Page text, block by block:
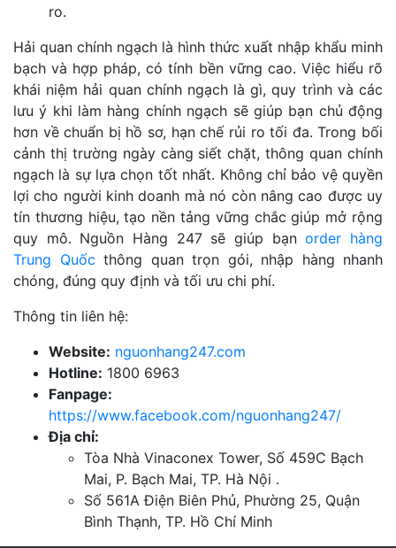
ro.
Hải quan chính ngạch là hình thức xuất nhập khẩu minh
bạch và hợp pháp, có tính bền vững cao. Việc hiểu rõ
khái niệm hải quan chính ngạch là gì, quy trình và các
lưu ý khi làm hàng chính ngạch sẽ giúp bạn chủ động
hơn về chuẩn bị hồ sơ, hạn chế rủi ro tối đa. Trong bối
cảnh thị trường ngày càng siết chặt, thông quan chính
ngạch là sự lựa chọn tốt nhất. Không chỉ bảo vệ quyền
lợi cho người kinh doanh mà nó còn nâng cao được uy
tín thương hiệu, tạo nền tảng vững chắc giúp mở rộng
quy mô. Nguồn Hàng 247 sẽ giúp bạnorder hàng
Trung Quốc thông quan trọn gói, nhập hàng nhanh
chóng, đúng quy định và tối ưu chi phí.
Thông tin liên hệ:
Website: nguonhang247.com
Hotline: 1800 6963
Fanpage:
https://www.facebook.com/nguonhang247/
Địa chỉ:
Tòa Nhà Vinaconex Tower, Số 459C Bạch
Mai, P. Bạch Mai, TP. Hà Nội .
Số 561A Điện Biên Phủ, Phường 25, Quận
Bình Thạnh, TP. Hồ Chí Minh